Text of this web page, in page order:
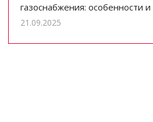
газоснабжения: особенности
21.09.2025